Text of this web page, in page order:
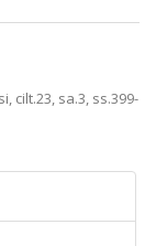
cilt.23, sa.3, ss.399-